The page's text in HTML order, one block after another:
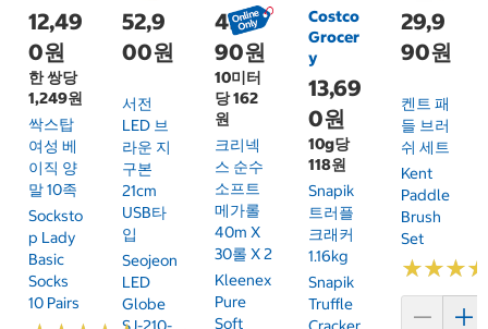
12,49
0원
한 쌍당
1,249원
싹스탑
여성 베
이직 양
말 10족
Socksto
P Lady
Basic
Socks
10 Pairs
52,9
00원
서전
LED 브
라운 지
구본
21cm
USB타
입
Seojeon
LED
Globe
49,9
90원
10미터
당 162
원
크리넥
스 순수
소프트
메가롤
40m X
30롤 X 2
Kleenex
Pure
Soft
Costco
Grocer
y
13,69
0원
10g당
118원
Snapik
트러플
크래커
1.16kg
Snapik
Truffle
29,9
90원
켄트 패
들 브러
쉬 세트
Kent
Paddle
Brush
Set
★★★
★★★